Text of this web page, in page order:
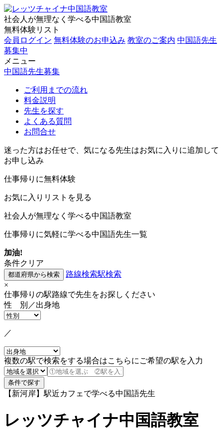
社会人が無理なく学べる中国語教室
無料体験リスト
会員ログイン 無料体験のお申込み 教室のご案内 中国語先生
募集中
メニュー
中国語先生募集
ご利用までの流れ
料金説明
先生を探す
よくある質問
お問合せ
迷った方はお任せで、気になる先生はお気に入りに追加して
お申し込み
仕事帰りに無料体験
お気に入りリストを見る
社会人が無理なく学べる中国語教室
仕事帰りに気軽に学べる中国語先生一覧
加油!
条件クリア
路線検索駅検索
×
仕事帰りの駅路線で先生をお探しください
性 別／出身地
／
複数の駅で検索をする場合はこちらにご希望の駅を入力
【新河岸】駅近カフェで学べる中国語先生
レッツチャイナ中国語教室